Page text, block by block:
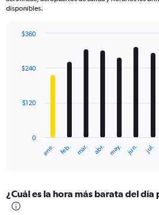
disponibles.
with
12
The
Range:
12
ene. feb. mar. abr. may. jun. jul.
0
$120
$240
$360
¿Cuál es la hora más barata del día